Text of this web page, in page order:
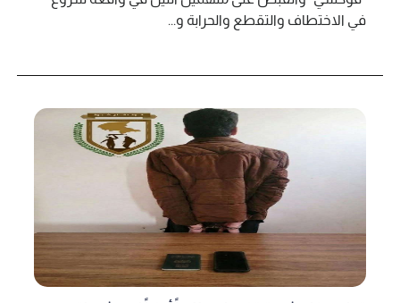
في الاختطاف والتقطع والحرابة و...